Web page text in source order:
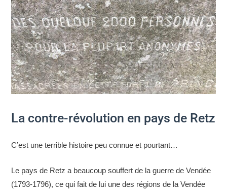
La contre-révolution en pays de Retz
C’est une terrible histoire peu connue et pourtant…
Le pays de Retz a beaucoup souffert de la guerre de Vendée
(1793-1796), ce qui fait de lui une des régions de la Vendée